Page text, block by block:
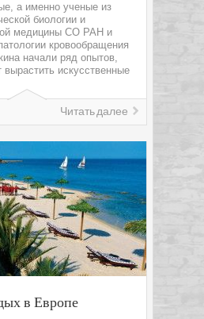
а именно ученые из
биологии и
медицины СО РАН и
кровообращения
начали ряд опытов,
вырастить искусственные
Читать далее
в Европе